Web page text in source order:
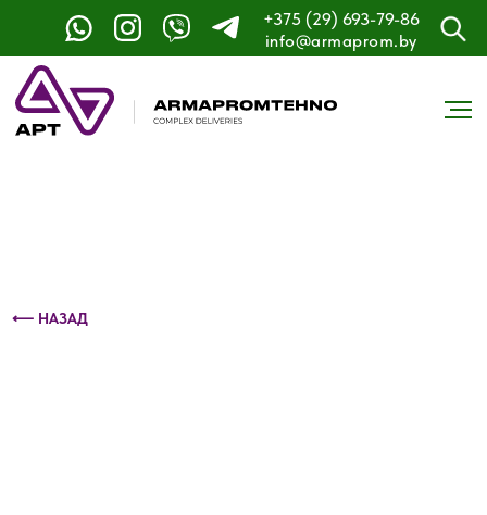
+375 (29) 693-79-86
info@armaprom.by
Контактный телефон: +375 (29) 693-79-86
⟵ НАЗАД